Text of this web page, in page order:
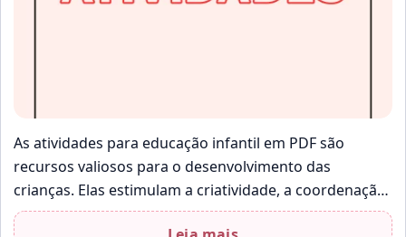
As atividades para educação infantil em PDF são
recursos valiosos para o desenvolvimento das
crianças. Elas estimulam a criatividade, a coordenação
motora e o aprendizado de forma lúdica.…